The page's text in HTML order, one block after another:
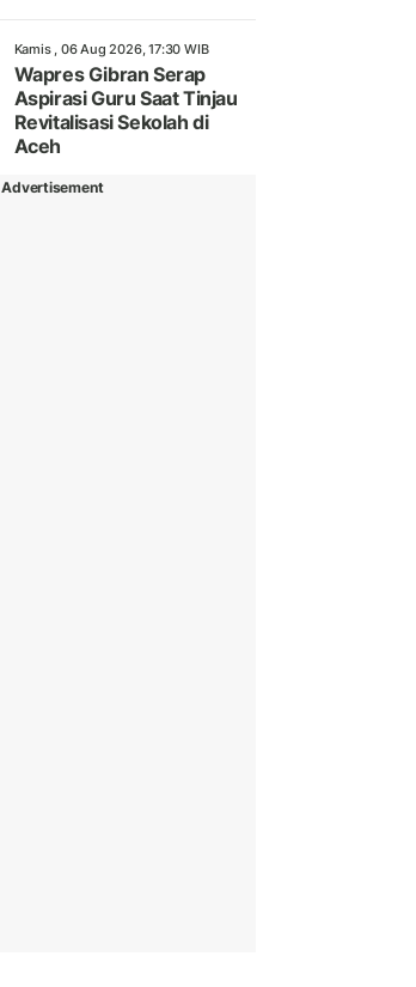
Kamis , 06 Aug 2026, 17:30 WIB
Wapres Gibran Serap
Aspirasi Guru Saat Tinjau
Revitalisasi Sekolah di
Aceh
Advertisement